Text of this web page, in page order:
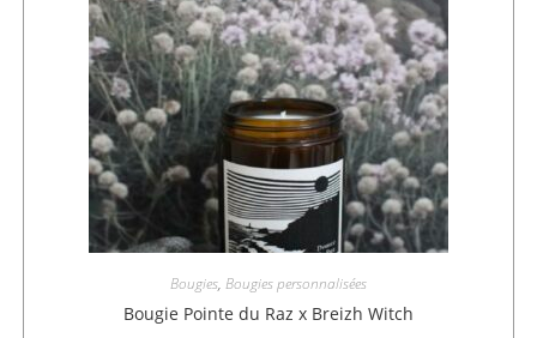
Bougies, Bougies personnalisées
Bougie Pointe du Raz x Breizh Witch